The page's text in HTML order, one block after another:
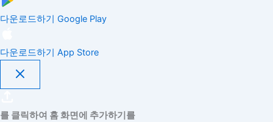
다운로드하기 Google Play
다운로드하기 App Store
를 클릭하여 홈 화면에 추가하기를